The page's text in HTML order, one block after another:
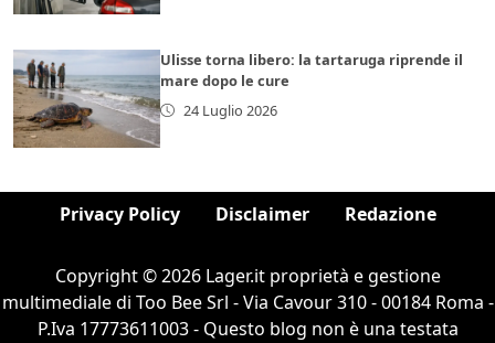
Ulisse torna libero: la tartaruga riprende il
mare dopo le cure
24 Luglio 2026
Privacy Policy Disclaimer Redazione
Copyright © 2026 Lager.it proprietà e gestione
multimediale di Too Bee Srl - Via Cavour 310 - 00184 Roma -
P.Iva 17773611003 - Questo blog non è una testata